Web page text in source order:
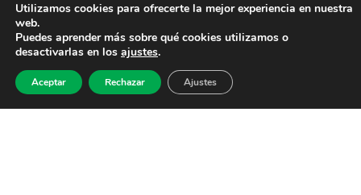
Utilizamos cookies para ofrecerte la mejor experiencia en nuestra
web.
Puedes aprender más sobre qué cookies utilizamos o
desactivarlas en los ajustes.
Aceptar Rechazar Ajustes